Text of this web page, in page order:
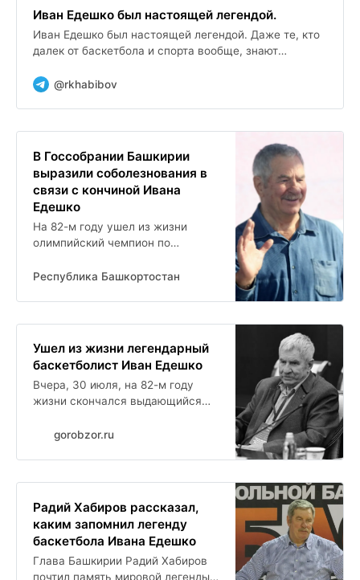
Иван Едешко был настоящей легендой.
Иван Едешко был настоящей легендой. Даже те, кто
далек от баскетбола и спорта вообще, знают
Олимпиады-1972 в...
@rkhabibov
В Госсобрании Башкирии
выразили соболезнования в
связи с кончиной Ивана
Едешко
На 82-м году ушел из жизни
олимпийский чемпион по
в своем МАХ-канале сообщил
Республика Башкортостан
Ушел из жизни легендарный
баскетболист Иван Едешко
Вчера, 30 июля, на 82-м году
жизни скончался выдающийся
олимпийский чемпион 1972 года,
gorobzor.ru
Радий Хабиров рассказал,
каким запомнил легенду
баскетбола Ивана Едешко
Глава Башкирии Радий Хабиров
почтил память мировой легенды